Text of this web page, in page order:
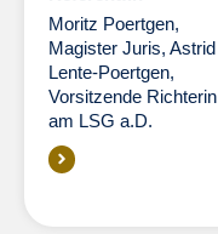
Moritz Poertgen,
Magister Juris, Astrid
Lente-Poertgen,
Vorsitzende Richterin
am LSG a.D.